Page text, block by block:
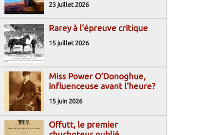
23 juillet 2026
Rarey à l'épreuve critique
15 juillet 2026
Miss Power O’Donoghue,
influenceuse avant l'heure?
15 juin 2026
Offutt, le premier